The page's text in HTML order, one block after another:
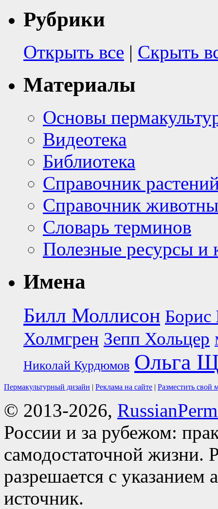
Рубрики
Открыть все | Скрыть
Материалы
Основы
Видеотека
Библиотека
Справочник
Справочник
Словарь терминов
Полезные ресурсы и
Имена
Билл Моллисон Борис
Холмгрен Зепп Хольцер
Николай Курдюмов Ольга
Пермакультурный дизайн | Реклама на сайте | Разместить свой
© 2013-2026,
России и за рубежом:
самодостаточной жизни.
разрешается с указанием
источник.